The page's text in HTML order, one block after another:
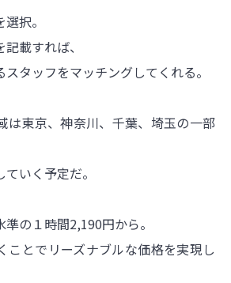
択。
載すれば、
タッフをマッチングしてくれる。
は東京、神奈川、千葉、埼玉の一部
いく予定だ。
の１時間2,190円から。
ことでリーズナブルな価格を実現し